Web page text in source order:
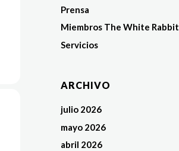
Prensa
Miembros The White Rabbit
Servicios
ARCHIVO
julio 2026
mayo 2026
abril 2026